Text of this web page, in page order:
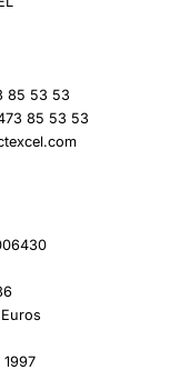
85 53 53
85 53 53